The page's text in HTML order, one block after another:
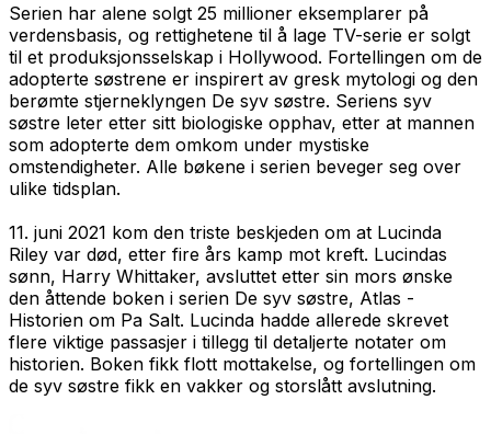
Serien har alene solgt 25 millioner eksemplarer på
verdensbasis, og rettighetene til å lage TV-serie er solgt
til et produksjonsselskap i Hollywood. Fortellingen om de
adopterte søstrene er inspirert av gresk mytologi og den
berømte stjerneklyngen De syv søstre. Seriens syv
søstre leter etter sitt biologiske opphav, etter at mannen
som adopterte dem omkom under mystiske
omstendigheter. Alle bøkene i serien beveger seg over
ulike tidsplan.
11. juni 2021 kom den triste beskjeden om at Lucinda
Riley var død, etter fire års kamp mot kreft. Lucindas
sønn, Harry Whittaker, avsluttet etter sin mors ønske
den åttende boken i serien De syv søstre, Atlas -
Historien om Pa Salt. Lucinda hadde allerede skrevet
flere viktige passasjer i tillegg til detaljerte notater om
historien. Boken fikk flott mottakelse, og fortellingen om
de syv søstre fikk en vakker og storslått avslutning.